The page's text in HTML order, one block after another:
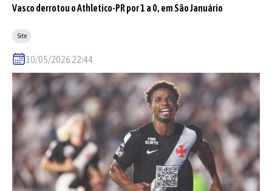
Vasco derrotou o Athletico-PR por 1 a 0, em São Januário
Site
10/05/2026 22:44